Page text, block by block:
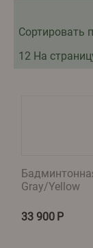
Сортировать
12 На
Gray/Yellow
33 900 Р